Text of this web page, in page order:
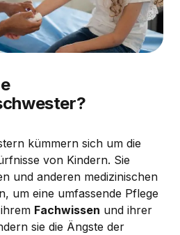
kümmern sich um die
von Kindern. Sie
und anderen medizinischen
um eine umfassende Pflege
Fachwissen und ihrer
sie die Ängste der